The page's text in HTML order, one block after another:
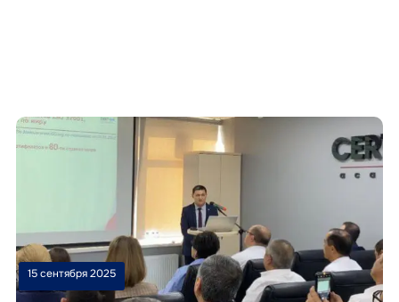
15 сентября 2025